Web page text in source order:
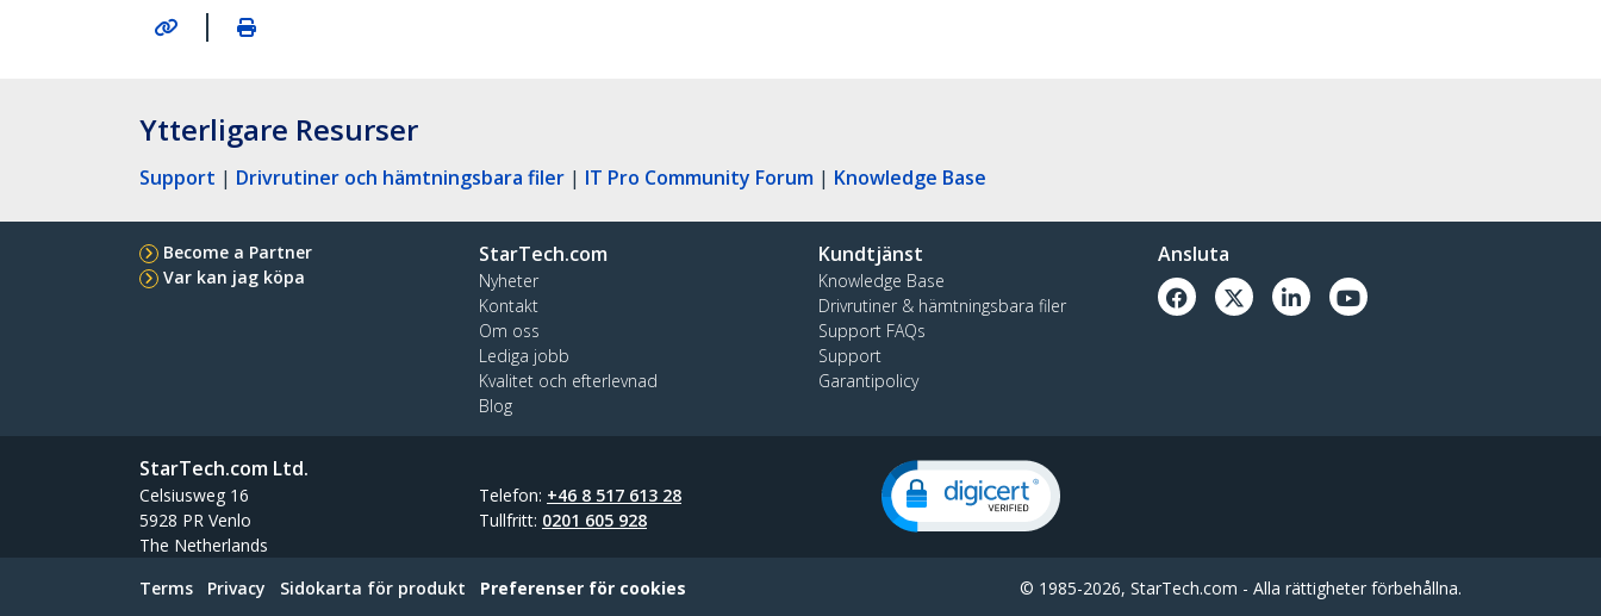
|
Ytterligare Resurser
Support | Drivrutiner och hämtningsbara filer | IT Pro Community Forum | Knowledge Base
Become a Partner
Var kan jag köpa
StarTech.com
Nyheter
Kontakt
Om oss
Lediga jobb
Kvalitet och efterlevnad
Blog
Kundtjänst
Knowledge Base
Drivrutiner & hämtningsbara filer
Support FAQs
Support
Garantipolicy
Ansluta
StarTech.com Ltd.
Celsiusweg 16
5928 PR Venlo
The Netherlands
Telefon: +46 8 517 613 28
Tullfritt: 0201 605 928
Terms Privacy Sidokarta för produkt Preferenser för cookies © 1985-2026, StarTech.com - Alla rättigheter förbehållna.